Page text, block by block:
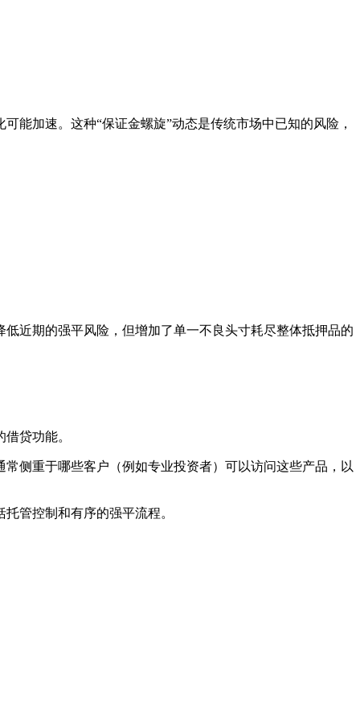
能加速。这种“保证金螺旋”动态是传统市场中已知的风险，
近期的强平风险，但增加了单一不良头寸耗尽整体抵押品的
贷功能。
侧重于哪些客户（例如专业投资者）可以访问这些产品，以
管控制和有序的强平流程。